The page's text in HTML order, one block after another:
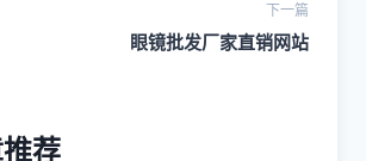
下一篇
眼镜批发厂家直销网站
荐